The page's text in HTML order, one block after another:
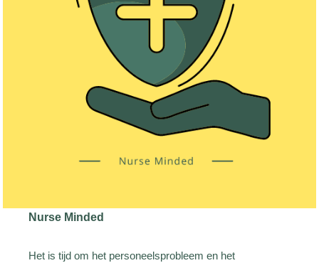
Nurse Minded
Het is tijd om het personeelsprobleem en het